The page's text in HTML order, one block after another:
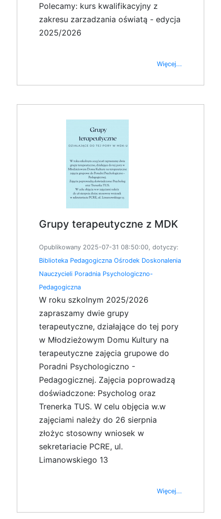
Polecamy: kurs kwalifikacyjny z
zakresu zarzadzania oświatą - edycja
2025/2026
Więcej...
Grupy terapeutyczne z MDK
Opublikowany 2025-07-31 08:50:00, dotyczy:
Biblioteka Pedagogiczna Ośrodek Doskonalenia
Nauczycieli Poradnia Psychologiczno-
Pedagogiczna
W roku szkolnym 2025/2026
zapraszamy dwie grupy
terapeutyczne, działające do tej pory
w Młodzieżowym Domu Kultury na
terapeutyczne zajęcia grupowe do
Poradni Psychologiczno -
Pedagogicznej. Zajęcia poprowadzą
doświadczone: Psycholog oraz
Trenerka TUS. W celu objęcia w.w
zajęciami należy do 26 sierpnia
złożyc stosowny wniosek w
sekretariacie PCRE, ul.
Limanowskiego 13
Więcej...